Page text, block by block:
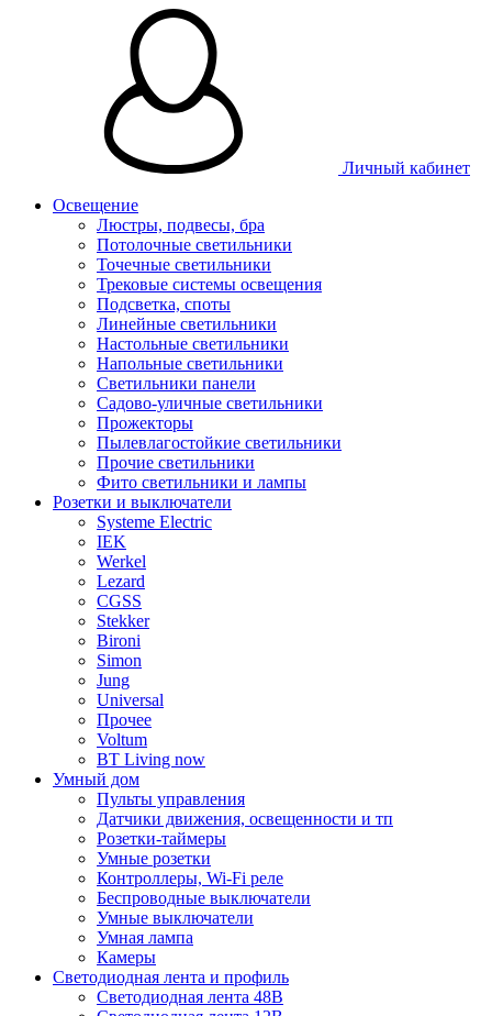
Личный кабинет
Освещение
Люстры, подвесы, бра
Потолочные светильники
Точечные светильники
Трековые системы освещения
Подсветка, споты
Линейные светильники
Настольные светильники
Напольные светильники
Светильники панели
Садово-уличные светильники
Прожекторы
Пылевлагостойкие светильники
Прочие светильники
Фито светильники и лампы
Розетки и выключатели
Systeme Electric
IEK
Werkel
Lezard
CGSS
Stekker
Bironi
Simon
Jung
Universal
Прочее
Voltum
BT Living now
Умный дом
Пульты управления
Датчики движения, освещенности и тп
Розетки-таймеры
Умные розетки
Контроллеры, Wi-Fi реле
Беспроводные выключатели
Умные выключатели
Умная лампа
Камеры
Светодиодная лента и профиль
Светодиодная лента 48В